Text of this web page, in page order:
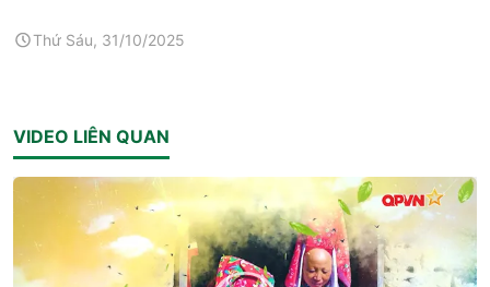
Thứ Sáu, 31/10/2025
VIDEO LIÊN QUAN